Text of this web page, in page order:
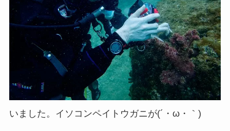
いました。イソコンペイトウガニが(´・ω・｀)